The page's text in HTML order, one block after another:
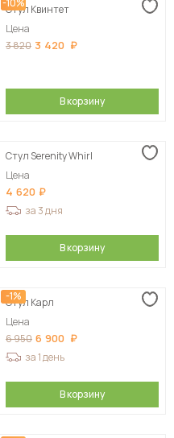
-10%
Стул Квинтет
Цена
3 820 3 420
В корзину
Стул Serenity Whirl
Цена
4 620
за 3 дня
В корзину
-1%
Стул Карл
Цена
6 950 6 900
за 1 день
В корзину